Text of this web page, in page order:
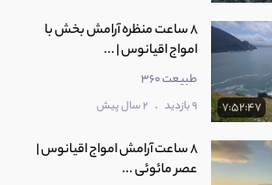
7:52:47
8 ساعت منظره آرامش بخش با
امواج اقیانوس | ...
طبیعت 360
9 بازدید . 2 سال پیش
8 ساعت آرامش امواج اقیانوس |
عصر مائوئی ...